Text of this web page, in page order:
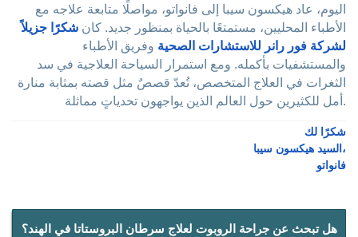
اليوم، عاد هيكسون سيبا إلى فانواتو، مواصلًا متابعة علاجه مع
الأطباء المحليين، مستمتعًا بالحياة بمنظور جديد. كان شكرًا جزيلاً
لشركة فور رانر للاستشارات الصحية وفريق الأطباء
والمستشفيات بأكمله. ومع استمرار السياحة العلاجية في سد
الثغرات في العلاج المتخصص، تُعدّ قصصٌ مثل قصته بمثابة منارة
أمل للكثيرين حول العالم الذين يواجهون تحدياتٍ مماثلة.
شكرًا لك
السيد هيكسون سيبا،
فانواتو
هل تبحث عن جراحة الروبوت لعلاج سرطان البروستاتا في الهند؟